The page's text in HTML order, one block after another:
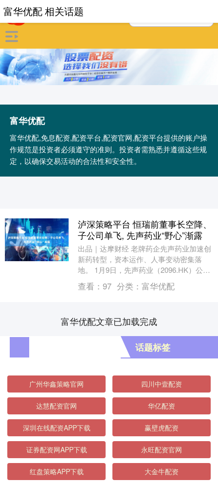
富华优配
富华优配,免息配资,配资平台,配资官网,配资平台提供的账户操
作规范是投资者必须遵守的准则。投资者需熟悉并遵循这些规
定，以确保交易活动的合法性和安全性。
富华优配 相关话题
泸深策略平台 恒瑞前董事长空降、
子公司单飞, 先声药业“野心”渐露
出品｜达摩财经 老牌药企先声药业加速创
新药转型，资本运作、人事变动密集落
地。 1月9日，先声药业（2096.HK）公告
称，公司建议分拆子公司先声再明医药股
份有限....
查看： 97 分类： 富华优配
富华优配文章已加载完成
话题标签
广州华鑫策略官网 四川中壹配资
达慧配资官网 华亿配资
深圳在线配资APP下载 赢壁虎配资
证券配资网APP下载 永旺配资官网
红盘策略APP下载 大金牛配资